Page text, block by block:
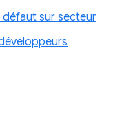
défaut sur secteur